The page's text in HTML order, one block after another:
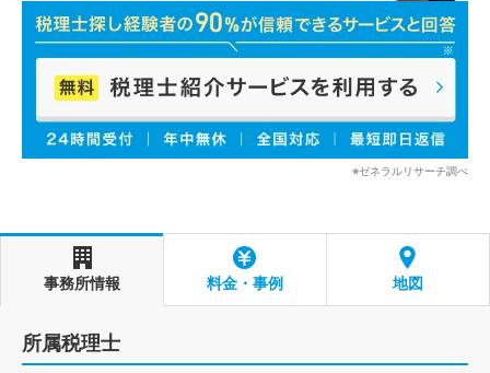
※ゼネラルリサーチ調べ
事務所情報 料金・事例 地図
所属税理士